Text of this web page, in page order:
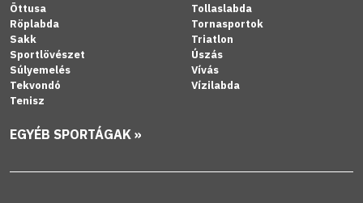
Öttusa
Röplabda
Sakk
Sportlövészet
Súlyemelés
Tekvondó
Tenisz
Tollaslabda
Tornasportok
Triatlon
Úszás
Vívás
Vízilabda
EGYÉB SPORTÁGAK »